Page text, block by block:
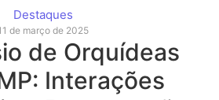
Destaques
de março de 2025
de Orquídeas
Interações